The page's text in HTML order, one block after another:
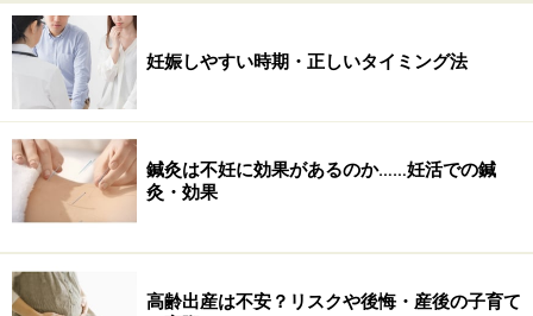
妊娠しやすい時期・正しいタイミング法
鍼灸は不妊に効果があるのか……妊活での鍼
灸・効果
高齢出産は不安？リスクや後悔・産後の子育て